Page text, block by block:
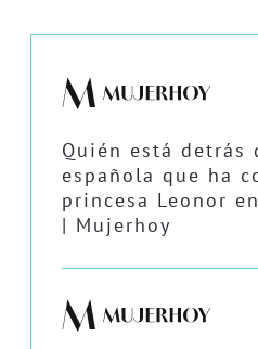
Quién está detrás
española que ha
princesa Leonor
| Mujerhoy